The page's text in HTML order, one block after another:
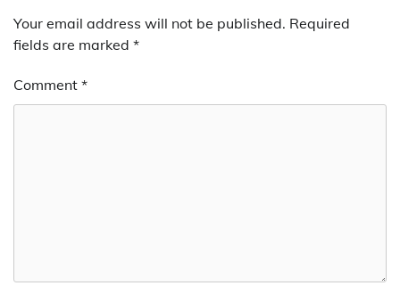
Your email address will not be published. Required
fields are marked *
Comment *